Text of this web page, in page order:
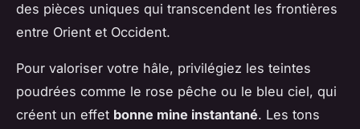
des pièces uniques qui transcendent les frontières
entre Orient et Occident.
Pour valoriser votre hâle, privilégiez les teintes
poudrées comme le rose pêche ou le bleu ciel, qui
créent un effet bonne mine instantané. Les tons